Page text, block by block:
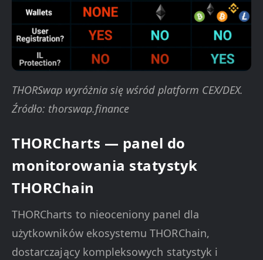
THORSwap wyróżnia się wśród platform CEX/DEX.
Źródło: thorswap.finance
THORCharts — panel do
monitorowania statystyk
THORChain
THORCharts to nieoceniony panel dla
użytkowników ekosystemu THORChain,
dostarczający kompleksowych statystyk i